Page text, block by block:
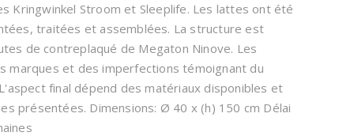
Kringwinkel Stroom et Sleeplife. Les lattes ont été
traitées et assemblées. La structure est
de contreplaqué de Megaton Ninove. Les
marques et des imperfections témoignant du
final dépend des matériaux disponibles et
présentées. Dimensions: Ø 40 x (h) 150 cm Délai